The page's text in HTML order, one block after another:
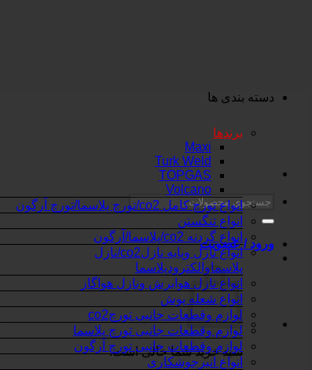
جستجو
ورود / عضویت
سبد خرید شما خالی است.
دسته بندی ها
برندها
Maxi
Turk Weld
TOPGAS
Volcano
انواع تورچ کامل co2/تورچ پلاسما/تورچ آرگون
انواع تنگستن
انواع گردنه co2/پلاسما/آرگون
انواع نازل وپایه نازلco2/نازل
پلاسماوالکترودپلاسما
انواع نازل هوابرش ونازل هواگاز
انواع شعله پوش
لوازم وقطعات جانبی تورچco2
لوازم وقطعات جانبی تورچ پلاسما
لوازم وقطعات جانبی تورچ آرگون
انواع انبرجوشکاری